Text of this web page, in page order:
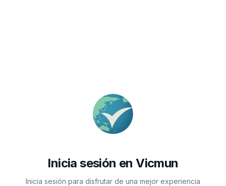
Inicia sesión en Vicmun
Inicia sesión para disfrutar de una mejor experiencia